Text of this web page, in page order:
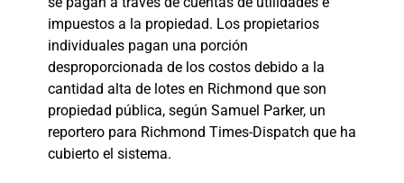
impuestos a la propiedad. Los propietarios
individuales pagan una porción
desproporcionada de los costos debido a la
cantidad alta de lotes en Richmond que son
propiedad pública, según Samuel Parker, un
reportero para Richmond Times-Dispatch que ha
cubierto el sistema.